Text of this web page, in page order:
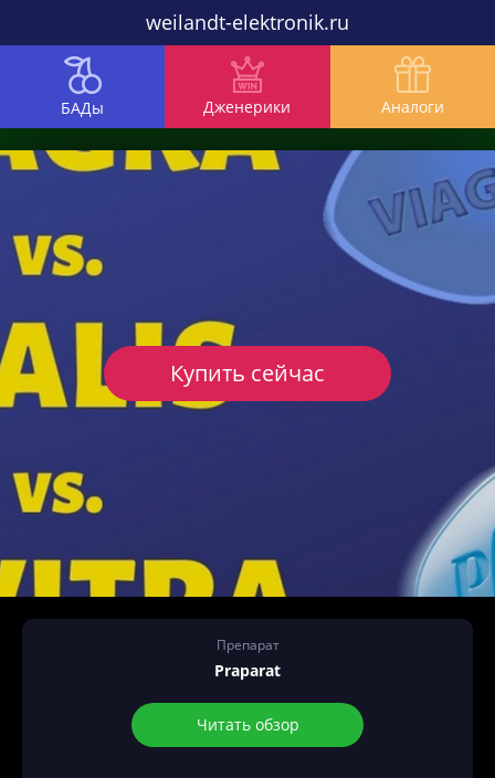
weilandt-elektronik.ru
БАДы Дженерики Аналоги
Препарат
Praparat
Читать обзор
Купить сейчас